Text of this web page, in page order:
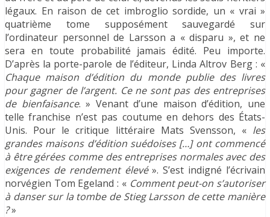
légaux. En raison de cet imbroglio sordide, un « vrai »
quatrième tome supposément sauvegardé sur
l’ordinateur personnel de Larsson a « disparu », et ne
sera en toute probabilité jamais édité. Peu importe.
D’après la porte-parole de l’éditeur, Linda Altrov Berg : «
Chaque maison d’édition du monde publie des livres
pour gagner de l’argent. Ce ne sont pas des entreprises
de bienfaisance. » Venant d’une maison d’édition, une
telle franchise n’est pas coutume en dehors des États-
Unis. Pour le critique littéraire Mats Svensson, « les
grandes maisons d’édition suédoises […] ont commencé
à être gérées comme des entreprises normales avec des
exigences de rendement élevé». S’est indigné l’écrivain
norvégien Tom Egeland : « Comment peut-on s’autoriser
à danser sur la tombe de Stieg Larsson de cette manière
?»